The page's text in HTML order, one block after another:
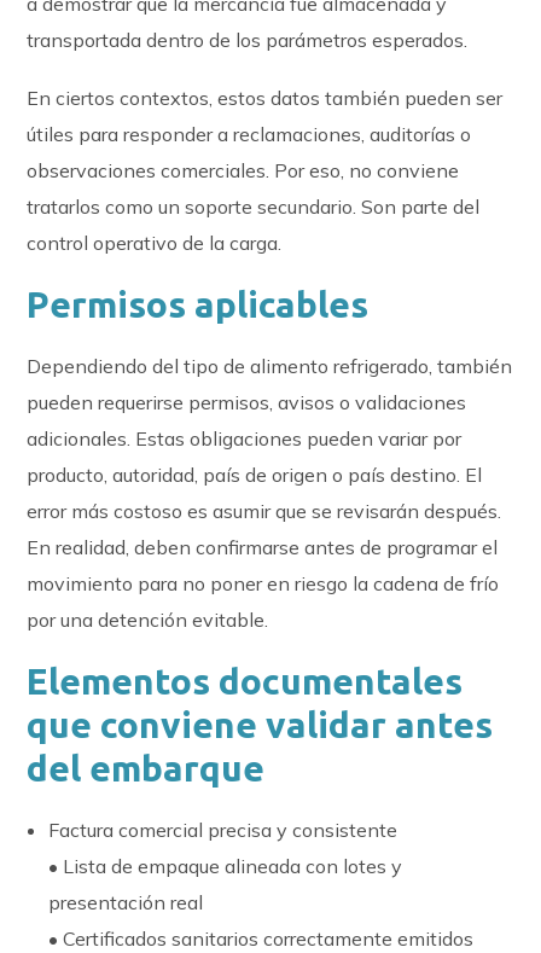
transportada dentro de los parámetros esperados.
En ciertos contextos, estos datos también pueden ser
útiles para responder a reclamaciones, auditorías o
observaciones comerciales. Por eso, no conviene
tratarlos como un soporte secundario. Son parte del
control operativo de la carga.
Permisos aplicables
Dependiendo del tipo de alimento refrigerado, también
pueden requerirse permisos, avisos o validaciones
adicionales. Estas obligaciones pueden variar por
producto, autoridad, país de origen o país destino. El
error más costoso es asumir que se revisarán después.
En realidad, deben confirmarse antes de programar el
movimiento para no poner en riesgo la cadena de frío
por una detención evitable.
Elementos documentales
que conviene validar antes
del embarque
Factura comercial precisa y consistente
• Lista de empaque alineada con lotes y
presentación real
• Certificados sanitarios correctamente emitidos